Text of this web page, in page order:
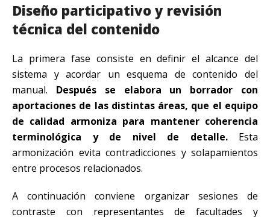
Diseño participativo y revisión
técnica del contenido
La primera fase consiste en definir el alcance del
sistema y acordar un esquema de contenido del
manual. Después se elabora un borrador con
aportaciones de las distintas áreas, que el equipo
de calidad armoniza para mantener coherencia
terminológica y de nivel de detalle.Esta
armonización evita contradicciones y solapamientos
entre procesos relacionados.
A continuación conviene organizar sesiones de
contraste con representantes de facultades y